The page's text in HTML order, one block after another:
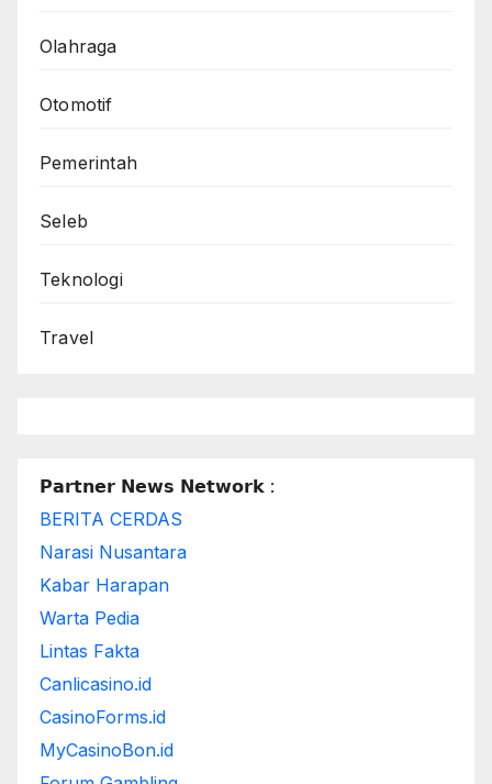
Olahraga
Otomotif
Pemerintah
Seleb
Teknologi
Travel
𝗣𝗮𝗿𝘁𝗻𝗲𝗿 𝗡𝗲𝘄𝘀 𝗡𝗲𝘁𝘄𝗼𝗿𝗸 :
BERITA CERDAS
Narasi Nusantara
Kabar Harapan
Warta Pedia
Lintas Fakta
Canlicasino.id
CasinoForms.id
MyCasinoBon.id